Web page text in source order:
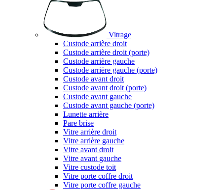
Vitrage
Custode arrière droit
Custode arrière droit (porte)
Custode arrière gauche
Custode arrière gauche (porte)
Custode avant droit
Custode avant droit (porte)
Custode avant gauche
Custode avant gauche (porte)
Lunette arrière
Pare brise
Vitre arrière droit
Vitre arrière gauche
Vitre avant droit
Vitre avant gauche
Vitre custode toit
Vitre porte coffre droit
Vitre porte coffre gauche